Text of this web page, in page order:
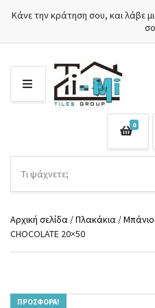
Κάνε την κράτηση σου, και λάβε
Μ
Ε
ν
μ
α
κ
α
ή
τ
0
Αρχική σελίδα /Πλακάκια /Μπάνιο
CHOCOLATE 20×50
ΠΡΟΣΦΟΡΆ!